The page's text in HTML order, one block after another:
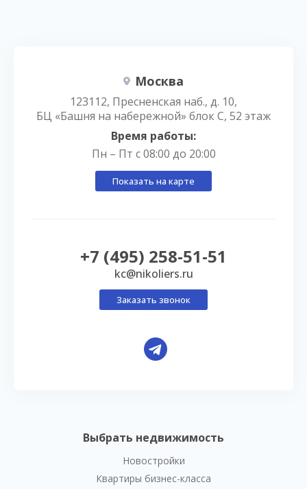
Выбрать недвижимость
Новостройки
Квартиры бизнес-класса
Москва
123112, Пресненская наб., д. 10,
БЦ «Башня на набережной» блок С, 52 этаж
Время работы:
Пн – Пт с 08:00 до 20:00
Показать на карте
+7 (495) 258-51-51
kc@nikoliers.ru
Заказать звонок